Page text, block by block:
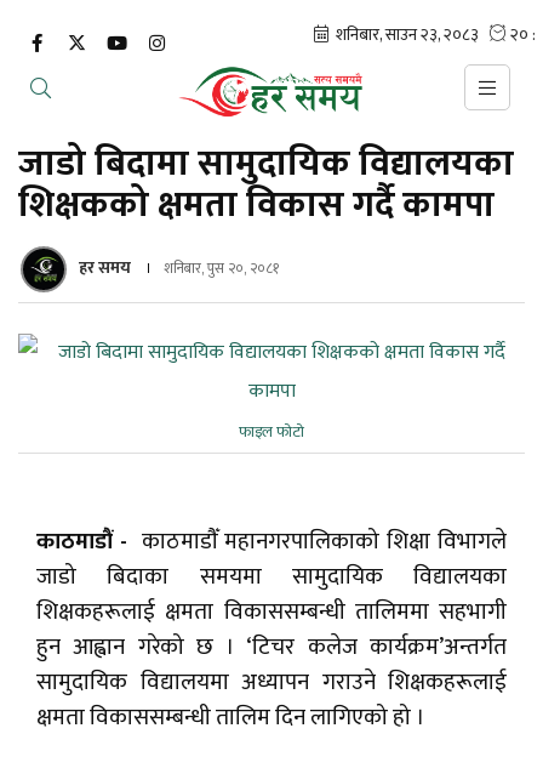
जाडो बिदामा सामुदायिक विद्यालयका
शिक्षकको क्षमता विकास गर्दै कामपा
हर समय शनिबार, पुस २०, २०८१
फाइल फोटो
काठमाडौं - काठमाडौँ महानगरपालिकाको शिक्षा विभागले
जाडो बिदाका समयमा सामुदायिक विद्यालयका
शिक्षकहरूलाई क्षमता विकाससम्बन्धी तालिममा सहभागी
हुन आह्वान गरेको छ । ‘टिचर कलेज कार्यक्रम’अन्तर्गत
सामुदायिक विद्यालयमा अध्यापन गराउने शिक्षकहरूलाई
क्षमता विकाससम्बन्धी तालिम दिन लागिएको हो ।